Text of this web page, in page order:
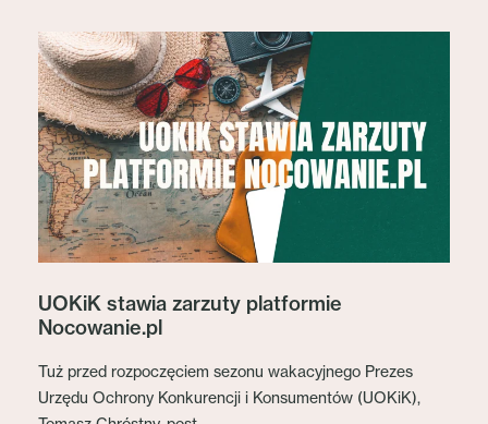
UOKiK stawia zarzuty platformie
Nocowanie.pl
Tuż przed rozpoczęciem sezonu wakacyjnego Prezes
Urzędu Ochrony Konkurencji i Konsumentów (UOKiK),